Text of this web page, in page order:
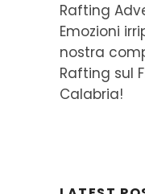
Rafting
Emozioni
nostra
Rafting sul
Calabria!